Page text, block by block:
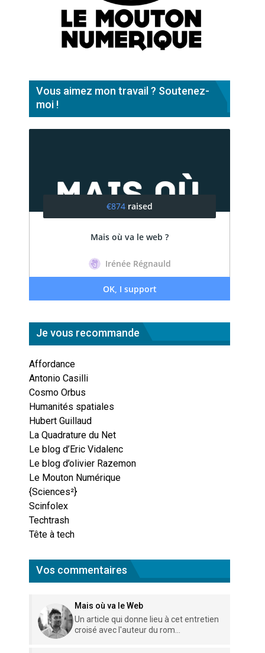
Vous aimez mon travail ? Soutenez-
moi !
Je vous recommande
Affordance
Antonio Casilli
Cosmo Orbus
Humanités spatiales
Hubert Guillaud
La Quadrature du Net
Le blog d’Eric Vidalenc
Le blog d’olivier Razemon
Le Mouton Numérique
{Sciences²}
Scinfolex
Techtrash
Tête à tech
Vos commentaires
Mais où va le Web
Un article qui donne lieu à cet entretien
croisé avec l'auteur du rom...